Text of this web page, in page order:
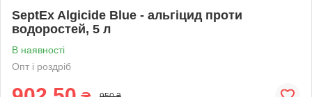
SeptEx Algicide Blue - альгіцид проти
водоростей, 5 л
В наявності
Опт і роздріб